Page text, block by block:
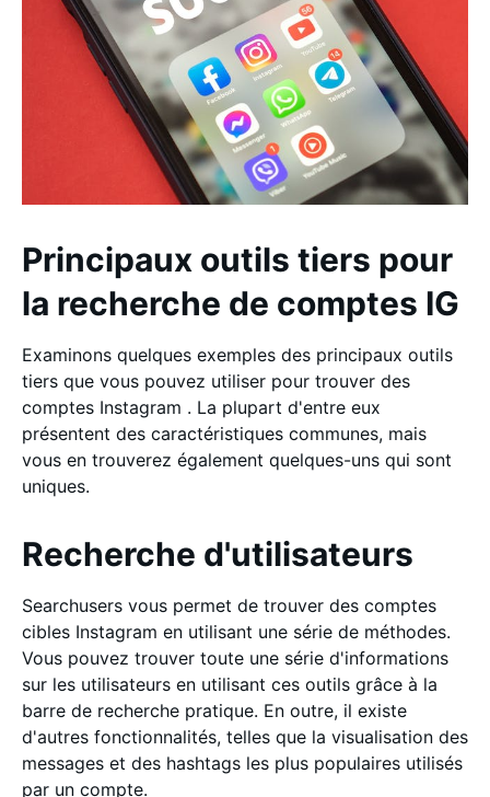
Principaux outils tiers pour
la recherche de comptes IG
Examinons quelques exemples des principaux outils
tiers que vous pouvez utiliser pour trouver des
comptes Instagram . La plupart d'entre eux
présentent des caractéristiques communes, mais
vous en trouverez également quelques-uns qui sont
uniques.
Recherche d'utilisateurs
Searchusers vous permet de trouver des comptes
cibles Instagram en utilisant une série de méthodes.
Vous pouvez trouver toute une série d'informations
sur les utilisateurs en utilisant ces outils grâce à la
barre de recherche pratique. En outre, il existe
d'autres fonctionnalités, telles que la visualisation des
messages et des hashtags les plus populaires utilisés
par un compte.